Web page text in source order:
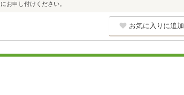
お申し付けください。
お気に入りに追加